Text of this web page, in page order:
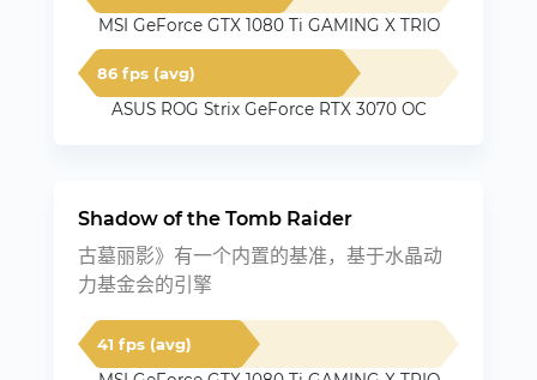
MSI GeForce GTX 1080 Ti GAMING X TRIO
86 fps (avg)
ASUS ROG Strix GeForce RTX 3070 OC
Shadow of the Tomb Raider
古墓丽影》有一个内置的基准，基于水晶动
力基金会的引擎
41 fps (avg)